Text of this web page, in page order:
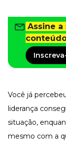
Para
Gestão
Eleve os
Gestão de
Recursos
Fortaleça a
Desenvolva
Materiais
Assine
Você já
liderança
situação,
mesmo com a